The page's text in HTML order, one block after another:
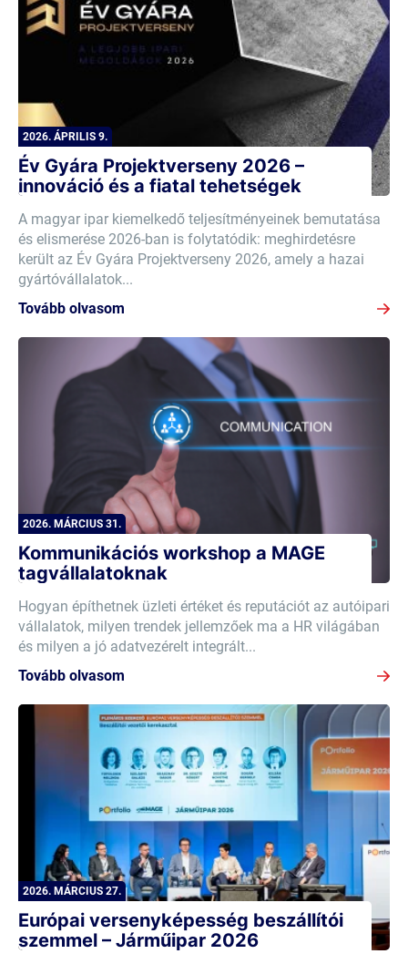
2026. ÁPRILIS 9.
Év Gyára Projektverseny 2026 –
innováció és a fiatal tehetségek
A magyar ipar kiemelkedő teljesítményeinek bemutatása
és elismerése 2026-ban is folytatódik: meghirdetésre
került az Év Gyára Projektverseny 2026, amely a hazai
gyártóvállalatok...
Tovább olvasom
2026. MÁRCIUS 31.
Kommunikációs workshop a MAGE
tagvállalatoknak
Hogyan építhetnek üzleti értéket és reputációt az autóipari
vállalatok, milyen trendek jellemzőek ma a HR világában
és milyen a jó adatvezérelt integrált...
Tovább olvasom
2026. MÁRCIUS 27.
Európai versenyképesség beszállítói
szemmel – Járműipar 2026